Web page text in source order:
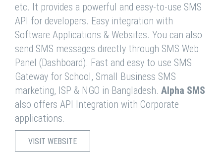
etc. It provides a powerful and easy-to-use SMS
API for developers. Easy integration with
Software Applications & Websites. You can also
send SMS messages directly through SMS Web
Panel (Dashboard). Fast and easy to use SMS
Gateway for School, Small Business SMS
marketing, ISP & NGO in Bangladesh. Alpha SMS
also offers API Integration with Corporate
applications.
VISIT WEBSITE